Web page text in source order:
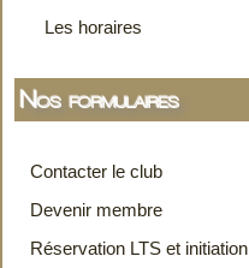
Les horaires
Nos formulaires
Contacter le club
Devenir membre
Réservation LTS et initiation